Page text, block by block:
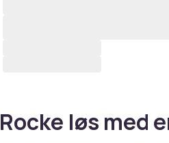
Rocke løs med